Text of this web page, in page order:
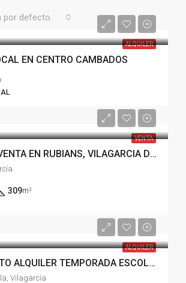
por defecto
ALQUILER
EN CENTRO CAMBADOS
VENTA
CHALET EN VENTA EN RUBIANS, VILAGARCIA DE AROUSA
309m²
ALQUILER
APARTAMENTO ALQUILER TEMPORADA ESCOLAR, PLAYA COMPOSTELA VILAGARCÍA
Vilagarcía